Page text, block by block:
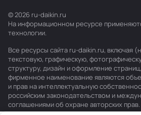
© 2026 ru-daikin.ru
На информационном ресурсе
технологии.
Все ресурсы сайта ru-daikin.ru, включая
текстовую, графическую,
структуру, дизайн и оформление
фирменное наименование являются
и прав на интеллектуальную
российским законодательством и
соглашениями об охране авторских прав.